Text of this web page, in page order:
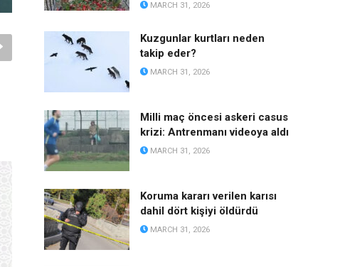
MARCH 31, 2026
Kuzgunlar kurtları neden
takip eder?
MARCH 31, 2026
Milli maç öncesi askeri casus
krizi: Antrenmanı videoya aldı
MARCH 31, 2026
Koruma kararı verilen karısı
dahil dört kişiyi öldürdü
MARCH 31, 2026